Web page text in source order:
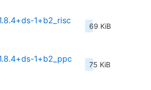
1+b2_risc
69 KiB
1+b2_ppc
75 KiB